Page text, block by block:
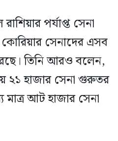
পর্যাপ্ত সেনা
সেনাদের এসব
তিনি আরও বলেন,
২১ হাজার সেনা গুরুতর
আট হাজার সেনা